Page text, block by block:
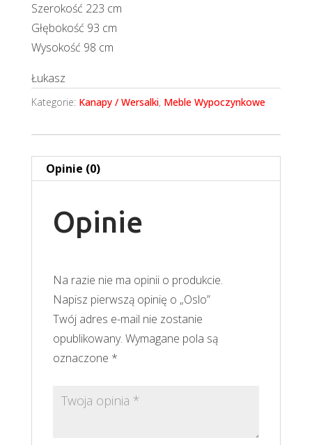
Szerokość 223 cm
Głębokość 93 cm
Wysokość 98 cm
Łukasz
Kategorie: Kanapy / Wersalki, Meble Wypoczynkowe
Opinie (0)
Opinie
Na razie nie ma opinii o produkcie.
Napisz pierwszą opinię o „Oslo”
Twój adres e-mail nie zostanie
opublikowany. Wymagane pola są
oznaczone *